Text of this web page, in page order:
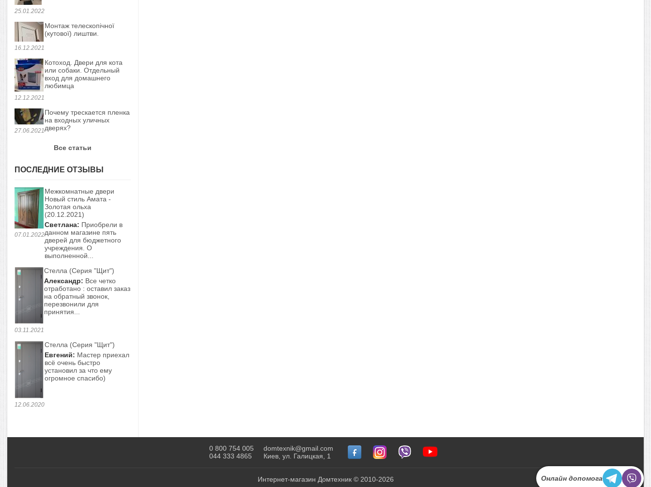
25.01.2022
16.12.2021
Монтаж телескопічної
(кутової) лиштви.
12.12.2021
Котоход. Двери для кота
или собаки. Отдельный
вход для домашнего
любимца
27.06.2021
Почему трескается пленка
на входных уличных
дверях?
Все статьи
ПОСЛЕДНИЕ ОТЗЫВЫ
07.01.2022
Межкомнатные двери
Новый стиль Амата -
Золотая ольха
(20.12.2021)
Светлана: Приобрели в
данном магазине пять
дверей для бюджетного
учреждения. О
выполненной...
03.11.2021
Стелла (Серия "Щит")
Александр: Все четко
отработано : оставил заказ
на обратный звонок,
перезвонили для
принятия...
12.06.2020
Стелла (Серия "Щит")
Евгений: Мастер приехал
всё очень быстро
установил за что ему
огромное спасибо)
0 800 754 005
044 333 4865
domtexnik@gmail.com
Киев, ул. Галицкая, 1
Интернет-магазин Домтехник © 2010-2026 Онлайн допомога